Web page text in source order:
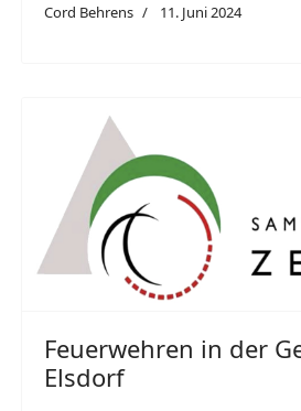
Cord Behrens 11. Juni 2024
Feuerwehren in der
Elsdorf